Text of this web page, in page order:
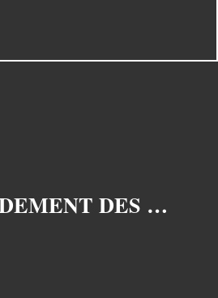
L'ESCADRON D'HÉLICOPTÈRES 1/67 "PYRÉNÉES" SERA INTÉGRÉ AU COMMANDEMENT DES OPÉRATIONS SPÉCIALES EN 2015